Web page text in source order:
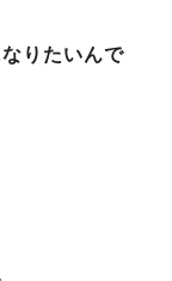
りたいんで